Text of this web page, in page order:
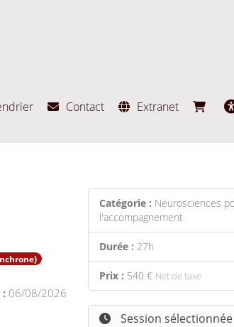
Contact
Extranet
: 06/08/2026
Catégorie : Neurosciences
l'accompagnement
Durée : 27h
Prix : 540 € Net de taxe
Session sélectionnée